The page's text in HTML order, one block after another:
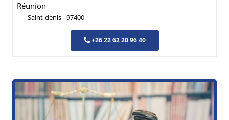
Réunion
Saint-denis - 97400
+26 22 62 20 96 40